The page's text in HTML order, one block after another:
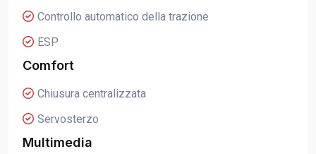
Controllo automatico della trazione
ESP
Comfort
Chiusura centralizzata
Servosterzo
Multimedia